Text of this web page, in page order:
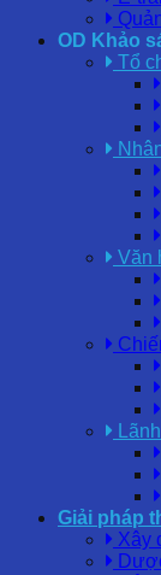
OD Khảo
Tổ
Văn
Giải pháp
Xây